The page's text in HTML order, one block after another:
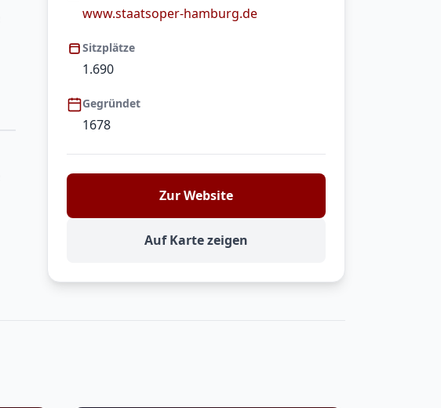
www.staatsoper-hamburg.de
Sitzplätze
1.690
Gegründet
1678
Zur Website
Auf Karte zeigen